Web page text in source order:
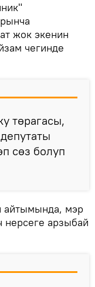
жок экенин
чегинде
төрагасы,
сөз болуп
айтымында, мэр
нерсеге арзыбай